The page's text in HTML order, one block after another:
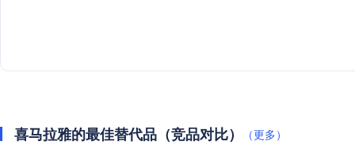
喜马拉雅的最佳替代品（竞品对比） （更多）